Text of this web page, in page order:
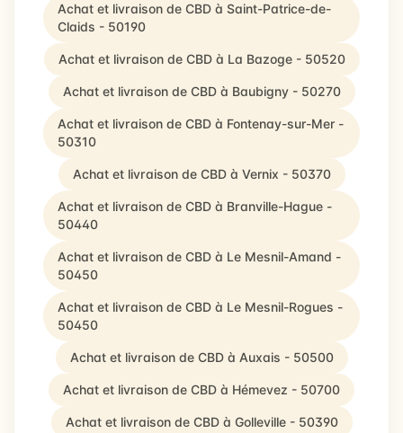
Achat et livraison de CBD à Saint-Patrice-de-
Claids - 50190
Achat et livraison de CBD à La Bazoge - 50520
Achat et livraison de CBD à Baubigny - 50270
Achat et livraison de CBD à Fontenay-sur-Mer -
50310
Achat et livraison de CBD à Vernix - 50370
Achat et livraison de CBD à Branville-Hague -
50440
Achat et livraison de CBD à Le Mesnil-Amand -
50450
Achat et livraison de CBD à Le Mesnil-Rogues -
50450
Achat et livraison de CBD à Auxais - 50500
Achat et livraison de CBD à Hémevez - 50700
Achat et livraison de CBD à Golleville - 50390